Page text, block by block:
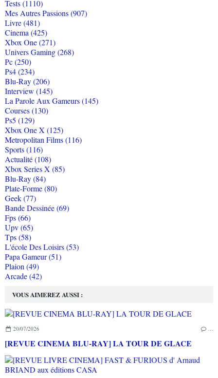
VOUS AIMEREZ AUSSI :
20/07/2026 …
[REVUE CINEMA BLU-RAY] LA TOUR DE GLACE
Tests (1110)
Mes Autres Passions (907)
Livre (481)
Cinema (425)
Xbox One (271)
Univers Gaming (268)
Pc (250)
Ps4 (234)
Blu-Ray (206)
Interview (145)
La Parole Aux Gameurs (145)
Courses (130)
Ps5 (129)
Xbox One X (125)
Metropolitan Films (116)
Sports (116)
Actualité (108)
Xbox Series X (85)
Blu-Ray (84)
Plate-Forme (80)
Geek (77)
Bande Dessinée (69)
Fps (66)
Upv (65)
Tps (58)
L'école Des Loisirs (53)
Papa Gameur (51)
Plaion (49)
Arcade (42)